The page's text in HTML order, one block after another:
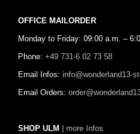
OFFICE MAILORDER
Monday to Friday: 09:00 a.m. –
Phone: +49 731-6 02 73 58
Email Infos: info@wonderland13-
Email Orders:
SHOP ULM | more Infos